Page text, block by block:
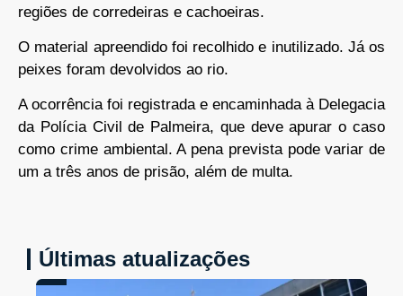
regiões de corredeiras e cachoeiras.
O material apreendido foi recolhido e inutilizado. Já os
peixes foram devolvidos ao rio.
A ocorrência foi registrada e encaminhada à Delegacia
da Polícia Civil de Palmeira, que deve apurar o caso
como crime ambiental. A pena prevista pode variar de
um a três anos de prisão, além de multa.
Últimas atualizações